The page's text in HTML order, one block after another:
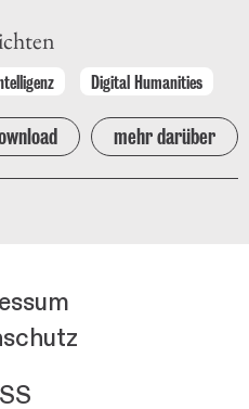
Digital Humanities
mehr darüber